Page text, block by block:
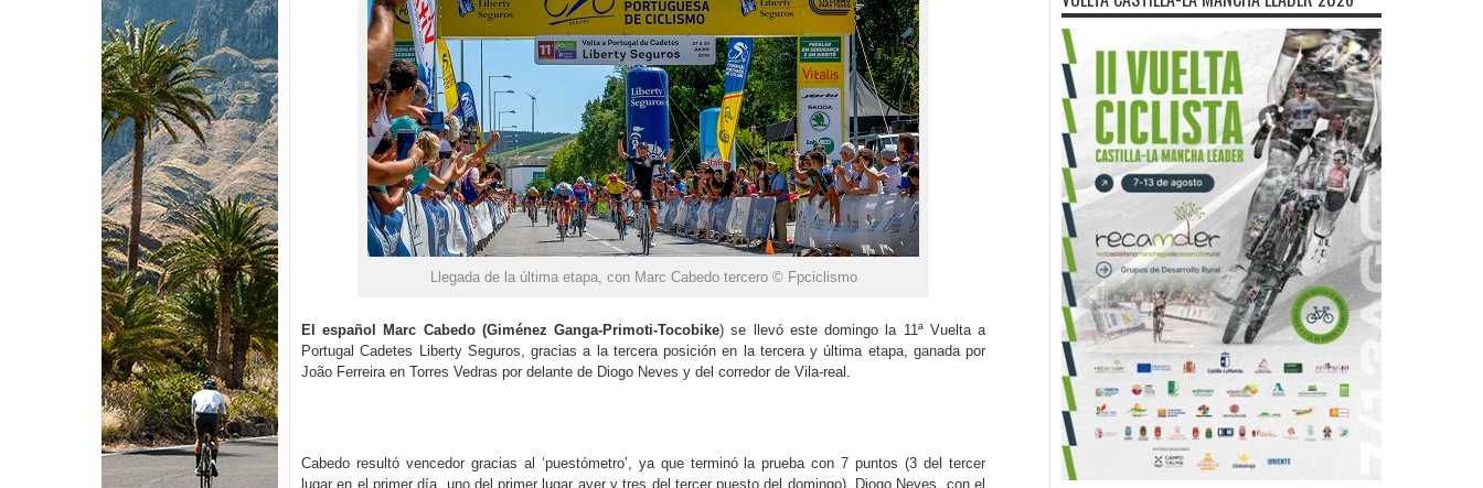
Llegada de la última etapa, con Marc Cabedo tercero © Fpciclismo
El español Marc Cabedo (Giménez Ganga-Primoti-Tocobike) se llevó este domingo la 11ª Vuelta a
Portugal Cadetes Liberty Seguros, gracias a la tercera posición en la tercera y última etapa, ganada por
João Ferreira en Torres Vedras por delante de Diogo Neves y del corredor de Vila-real.
Cabedo resultó vencedor gracias al ‘puestómetro’, ya que terminó la prueba con 7 puntos (3 del tercer
lugar en el primer día, uno del primer lugar ayer y tres del tercer puesto del domingo). Diogo Neves, con el